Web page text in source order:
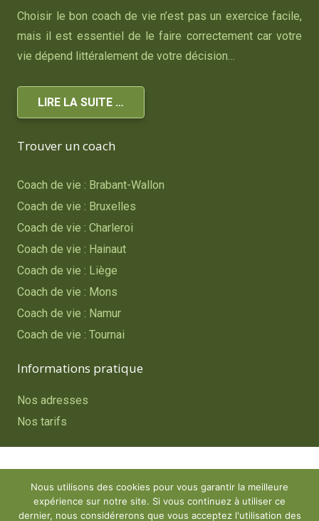
Choisir le bon coach de vie n’est pas un exercice facile,
mais il est essentiel de le faire correctement car votre
vie dépend littéralement de votre décision…
LIRE LA SUITE …
Trouver un coach
Coach de vie : Brabant-Wallon
Coach de vie : Bruxelles
Coach de vie : Charleroi
Coach de vie : Hainaut
Coach de vie : Liège
Coach de vie : Mons
Coach de vie : Namur
Coach de vie : Tournai
Informations pratique
Nos adresses
Nos tarifs
Copyright © 2023Coach de vie – Belgique. Tous droits
réservés.
Powered byProcurion – Services pour psychologues,
Nous utilisons des cookies pour vous garantir la meilleure
expérience sur notre site. Si vous continuez à utiliser ce
dernier, nous considérerons que vous acceptez l'utilisation des